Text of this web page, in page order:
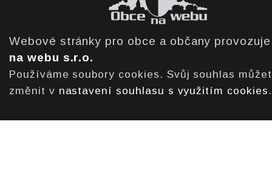
Webové stránky pro obce a občany
na webu s.r.o.
Používáme soubory cookies. Svůj souhlas
změnit v nastavení souhlasu s využitím cookies .